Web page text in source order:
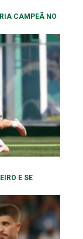
CAMPEÃ NO
E SE